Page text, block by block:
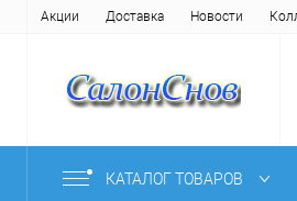
Акции Доставка Новости
КАТАЛОГ ТОВАРОВ